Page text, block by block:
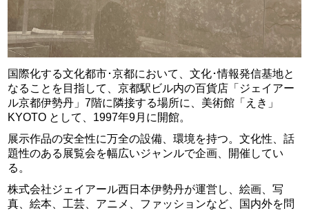
国際化する文化都市･京都において、文化･情報発信基地と
なることを目指して、京都駅ビル内の百貨店「ジェイアー
ル京都伊勢丹」7階に隣接する場所に、美術館「えき」
KYOTO として、1997年9月に開館。
展示作品の安全性に万全の設備、環境を持つ。文化性、話
題性のある展覧会を幅広いジャンルで企画、開催してい
る。
株式会社ジェイアール西日本伊勢丹が運営し、絵画、写
真、絵本、工芸、アニメ、ファッションなど、国内外を問